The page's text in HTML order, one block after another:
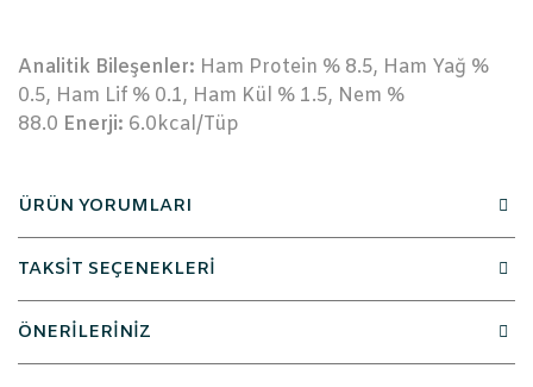
Analitik Bileşenler: Ham Protein % 8.5, Ham Yağ %
0.5, Ham Lif % 0.1, Ham Kül % 1.5, Nem %
88.0 Enerji: 6.0kcal/Tüp
ÜRÜN YORUMLARI
TAKSİT SEÇENEKLERİ
ÖNERİLERİNİZ